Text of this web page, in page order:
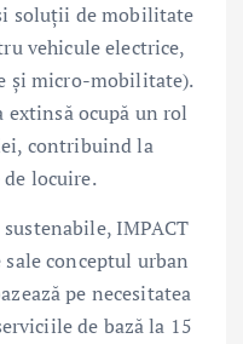
soluții de mobilitate
vehicule electrice,
și micro-mobilitate).
ocupă un rol
contribuind la
locuire.
IMPACT
conceptul urban
pe necesitatea
de bază la 15